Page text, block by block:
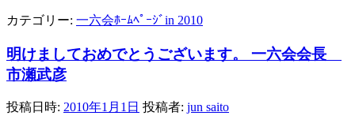
カテゴリー: 一六会ﾎｰﾑﾍﾟｰｼﾞin 2010
明けましておめでとうございます。 一六会会長
市瀬武彦
投稿日時: 2010年1月1日 投稿者: jun saito